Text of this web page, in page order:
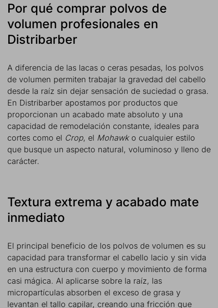
Por qué comprar polvos de
volumen profesionales en
Distribarber
A diferencia de las lacas o ceras pesadas, los polvos
de volumen permiten trabajar la gravedad del cabello
desde la raíz sin dejar sensación de suciedad o grasa.
En Distribarber apostamos por productos que
proporcionan un acabado mate absoluto y una
capacidad de remodelación constante, ideales para
cortes como el Crop, el Mohawko cualquier estilo
que busque un aspecto natural, voluminoso y lleno de
carácter.
Textura extrema y acabado mate
inmediato
El principal beneficio de los polvos de volumen es su
capacidad para transformar el cabello lacio y sin vida
en una estructura con cuerpo y movimiento de forma
casi mágica. Al aplicarse sobre la raíz, las
micropartículas absorben el exceso de grasa y
levantan el tallo capilar, creando una fricción que